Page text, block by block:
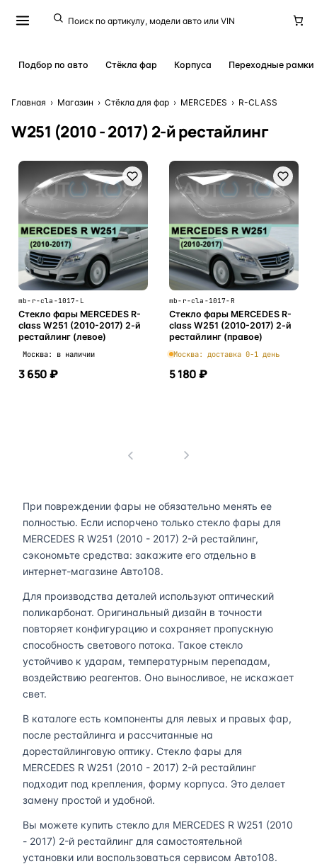
Подбор по авто Стёкла фар Корпуса Переходные рамки
Главная › Магазин › Стёкла для фар › MERCEDES › R-CLASS
W251 (2010 - 2017) 2-й рестайлинг
mb-r-cla-1017-L
Стекло фары MERCEDES R-
class W251 (2010-2017) 2-й
рестайлинг (левое)
Москва: в наличии
3 650 ₽
mb-r-cla-1017-R
Стекло фары MERCEDES R-
class W251 (2010-2017) 2-й
рестайлинг (правое)
Москва: доставка 0-1 день
5 180 ₽
При повреждении фары не обязательно менять ее
полностью. Если испорчено только стекло фары для
MERCEDES R W251 (2010 - 2017) 2-й рестайлинг,
сэкономьте средства: закажите его отдельно в
интернет-магазине Авто108.
Для производства деталей используют оптический
поликарбонат. Оригинальный дизайн в точности
повторяет конфигурацию и сохраняет пропускную
способность светового потока. Такое стекло
устойчиво к ударам, температурным перепадам,
воздействию реагентов. Оно выносливое, не искажает
свет.
В каталоге есть компоненты для левых и правых фар,
после рестайлинга и рассчитанные на
дорестайлинговую оптику. Стекло фары для
MERCEDES R W251 (2010 - 2017) 2-й рестайлинг
подходит под крепления, форму корпуса. Это делает
замену простой и удобной.
Вы можете купить стекло для MERCEDES R W251 (2010
- 2017) 2-й рестайлинг для самостоятельной
установки или воспользоваться сервисом Авто108.